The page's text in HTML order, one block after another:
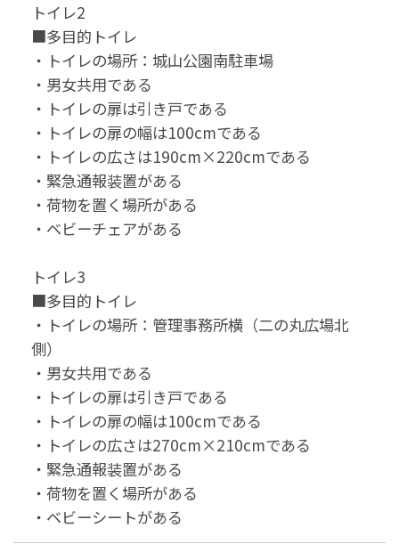
トイレ2
■多目的トイレ
・トイレの場所：城山公園南駐車場
・男女共用である
・トイレの扉は引き戸である
・トイレの扉の幅は100cmである
・トイレの広さは190cm×220cmである
・緊急通報装置がある
・荷物を置く場所がある
・ベビーチェアがある
トイレ3
■多目的トイレ
・トイレの場所：管理事務所横（二の丸広場北
側）
・男女共用である
・トイレの扉は引き戸である
・トイレの扉の幅は100cmである
・トイレの広さは270cm×210cmである
・緊急通報装置がある
・荷物を置く場所がある
・ベビーシートがある